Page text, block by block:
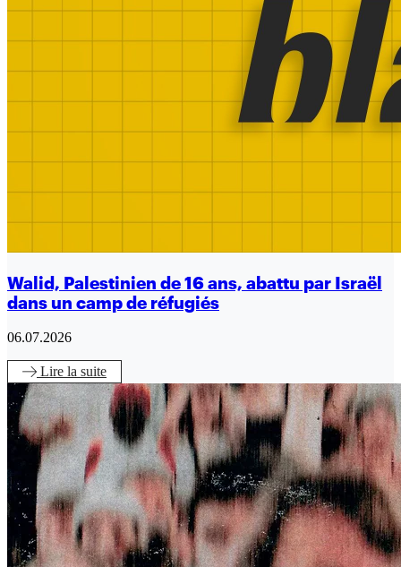
Walid, Palestinien de 16 ans, abattu par Israël
dans un camp de réfugiés
06.07.2026
Lire la suite